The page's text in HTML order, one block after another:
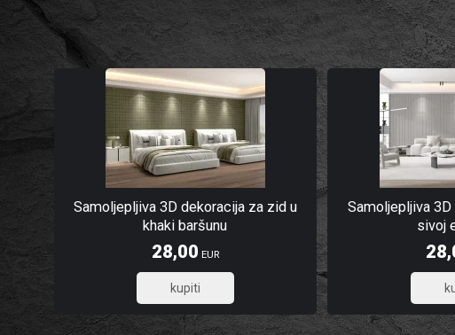
Samoljepljiva 3D dekoracija za zid u
khaki baršunu
28,00 EUR
22,40
Samoljepljiva
sivoj